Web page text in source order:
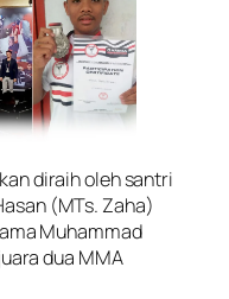
diraih oleh santri
(MTs. Zaha)
Muhammad
dua MMA